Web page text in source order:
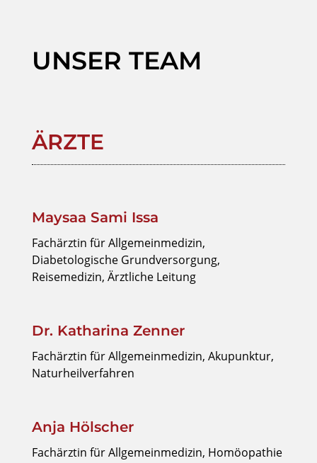
UNSER TEAM
ÄRZTE
Maysaa Sami Issa
Fachärztin für Allgemeinmedizin,
Diabetologische Grundversorgung,
Reisemedizin, Ärztliche Leitung
Dr. Katharina Zenner
Fachärztin für Allgemeinmedizin, Akupunktur,
Naturheilverfahren
Anja Hölscher
Fachärztin für Allgemeinmedizin, Homöopathie